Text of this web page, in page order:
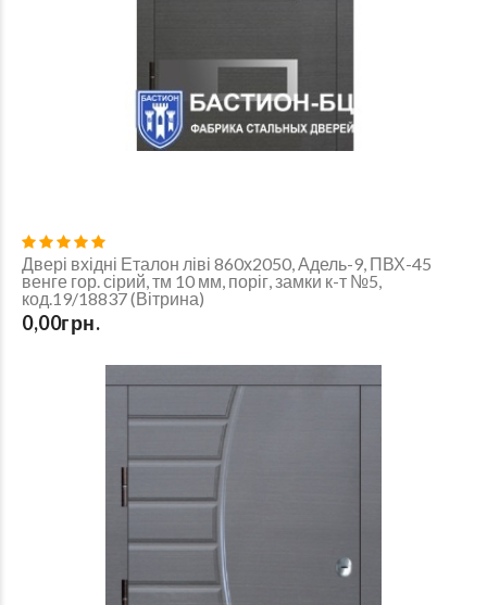
Двері вхідні Еталон ліві 860х2050, Адель-9, ПВХ-45
венге гор. сірий, тм 10 мм, поріг, замки к-т №5,
код.19/18837 (Вітрина)
0,00грн.